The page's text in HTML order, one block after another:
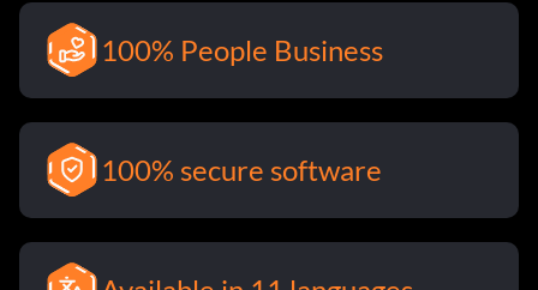
100% People Business
100% secure software